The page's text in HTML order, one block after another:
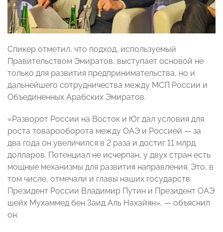
Спикер отметил, что подход, используемый
Правительством Эмиратов, выступает основой не
только для развития предпринимательства, но и
дальнейшего сотрудничества между МСП России и
Объединенных Арабских Эмиратов.
«Разворот России на Восток и Юг дал условия для
роста товарооборота между ОАЭ и Россией — за
два года он увеличился в 2 раза и достиг 11 млрд
долларов. Потенциал не исчерпан, у двух стран есть
мощные механизмы для развития направления. Это, в
том числе, отмечали и главы наших государств:
Президент России Владимир Путин и Президент ОАЭ
шейх Мухаммед бен Заид Аль Нахайян», — объяснил
он.